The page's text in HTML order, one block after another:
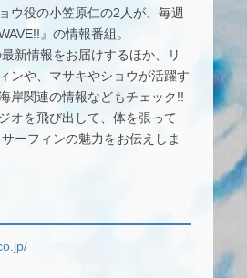
ウ役の小笠原仁の2人が、毎週
』の情報番組。
最新情報をお届けするほか、リ
ンや、マサキやショウが活躍す
岸関連の情報などもチェック!!
オを飛び出して、体を張って
サーフィンの魅力をお伝えしま